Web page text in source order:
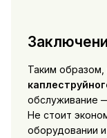
Таким
обслуживание
Не стоит
оборудовании